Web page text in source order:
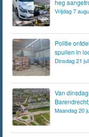
heg
Vrijdag 7
Politie
spullen in
Dinsdag 21
Van
Maandag 20